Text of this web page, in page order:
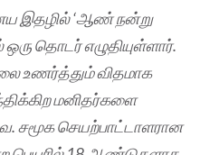
இதழில் ‘ஆண் நன்று
தொடர் எழுதியுள்ளார்.
உணர்த்தும் விதமாக
மனிதர்களை
சமூக செயற்பாட்டாளரான